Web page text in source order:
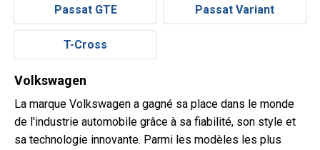
Passat GTE Passat Variant
T-Cross
Volkswagen
La marque Volkswagen a gagné sa place dans le monde
de l'industrie automobile grâce à sa fiabilité, son style et
sa technologie innovante. Parmi les modèles les plus